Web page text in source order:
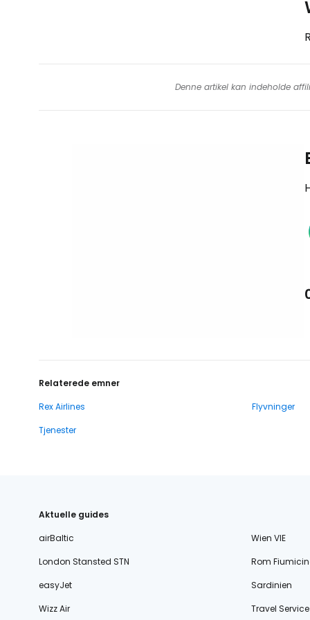
Denne artikel kan indeholde
Relaterede emner
Rex Airlines
Flyvninger
Tjenester
Aktuelle guides
airBaltic
Wien VIE
London Stansted STN
Rom
easyJet
Sardinien
Wizz Air
Travel Service